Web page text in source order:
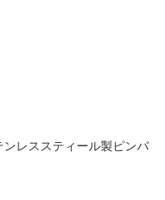
ンレススティール製ピンバ